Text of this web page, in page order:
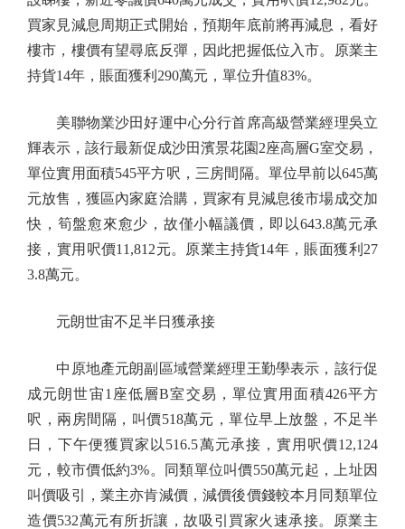
買家見減息周期正式開始，預期年底前將再減息，看好
樓市，樓價有望尋底反彈，因此把握低位入市。原業主
持貨14年，賬面獲利290萬元，單位升值83%。
美聯物業沙田好運中心分行首席高級營業經理吳立
輝表示，該行最新促成沙田濱景花園2座高層G室交易，
單位實用面積545平方呎，三房間隔。單位早前以645萬
元放售，獲區內家庭洽購，買家有見減息後市場成交加
快，筍盤愈來愈少，故僅小幅議價，即以643.8萬元承
接，實用呎價11,812元。原業主持貨14年，賬面獲利27
3.8萬元。
元朗世宙不足半日獲承接
中原地產元朗副區域營業經理王勤學表示，該行促
成元朗世宙1座低層B室交易，單位實用面積426平方
呎，兩房間隔，叫價518萬元，單位早上放盤，不足半
日，下午便獲買家以516.5萬元承接，實用呎價12,124
元，較市價低約3%。同類單位叫價550萬元起，上址因
叫價吸引，業主亦肯減價，減價後價錢較本月同類單位
造價532萬元有所折讓，故吸引買家火速承接。原業主